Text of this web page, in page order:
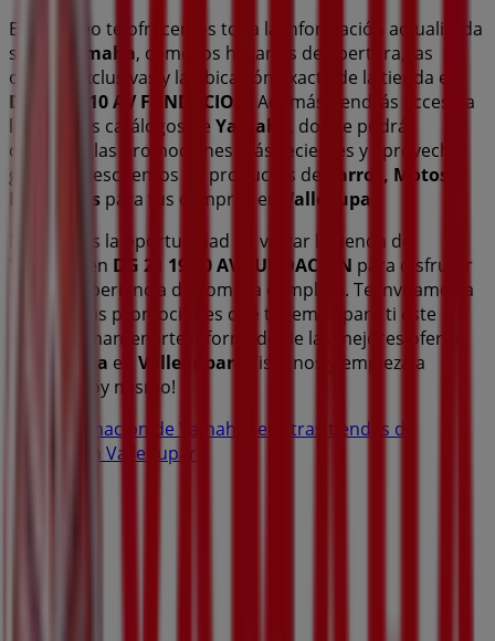
En Tiendeo te ofrecemos toda la información actualizada
sobre
Yamaha, como los horarios de apertura, las
ofertas exclusivas y la ubicación exacta de la tienda en
DG 21 19 10 AV FUNDACION
. Además, tendrás acceso a
los últimos catálogos de Yamaha
, donde podrás
descubrir las promociones más recientes y aprovechar
grandes descuentos en productos de
Carros, Motos y
Repuestos para tus compras en Valledupar
No pierdas la oportunidad de visitar la tienda de
Yamaha
en DG 21 19 10 AV FUNDACION para disfrutar
de una experiencia de compra completa. Te invitamos a
explorar las promociones que tenemos para ti este
y mantenerte informado de las mejores ofertas
Yamaha en Valledupar . ¡Visítanos y empieza a
ahorrar hoy mismo!
Más información de Yamaha
Ver otras tiendas de
Yamaha en Valledupar